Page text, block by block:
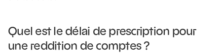
Quel est le délai de prescription pour
une reddition de comptes ?